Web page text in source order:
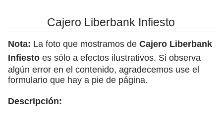
Cajero Liberbank Infiesto
Nota: La foto que mostramos de Cajero Liberbank
Infiesto es sólo a efectos ilustrativos. Si observa
algún error en el contenido, agradecemos use el
formulario que hay a pie de página.
Descripción: